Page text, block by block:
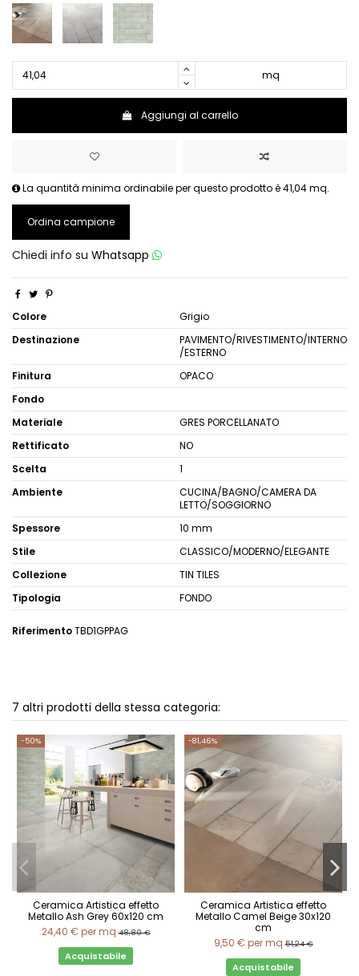
mq
Aggiungi al carrello
La quantità minima ordinabile per questo prodotto è 41,04 mq.
Ordina campione
Chiedi info su Whatsapp
Colore
Grigio
Destinazione
PAVIMENTO/RIVESTIMENTO/INTERNO
/ESTERNO
Finitura
OPACO
Fondo
Materiale
GRES PORCELLANATO
Rettificato
NO
Scelta
1
Ambiente
CUCINA/BAGNO/CAMERA DA
LETTO/SOGGIORNO
Spessore
10 mm
Stile
CLASSICO/MODERNO/ELEGANTE
Collezione
TIN TILES
Tipologia
FONDO
RiferimentoTBD1GPPAG
7 altri prodotti della stessa categoria:
-50%
Ceramica Artistica effetto
Metallo Ash Grey 60x120 cm
24,40 € per mq 48,80 €
Acquistabile
-81,46%
Ceramica Artistica effetto
Metallo Camel Beige 30x120
cm
9,50 € per mq 51,24 €
Acquistabile